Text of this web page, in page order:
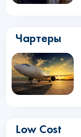
Чартеры
Low Cost